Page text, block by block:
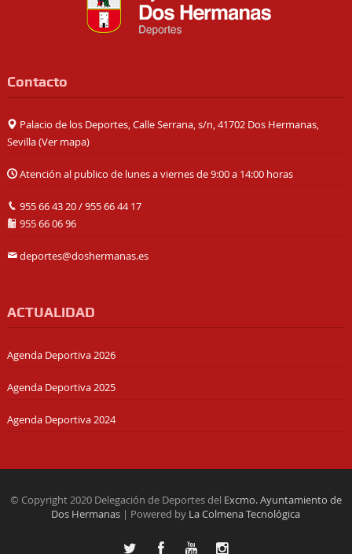
Contacto
Palacio de los Deportes, Calle Serrana, s/n, 41702 Dos Hermanas,
Sevilla (Ver mapa)
Atención al publico de lunes a viernes de 9:00 a 14:00 horas
955 66 43 20/955 66 44 17
955 66 06 96
deportes@doshermanas.es
ACTUALIDAD
Agenda Deportiva 2026
Agenda Deportiva 2025
Agenda Deportiva 2024
© Copyright 2020 Delegación de Deportes del Excmo. Ayuntamiento de
Dos Hermanas | Powered by La Colmena Tecnológica